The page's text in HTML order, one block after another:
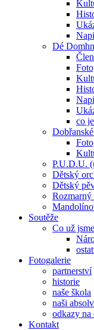
Dé
co
P.U.D.U.
Dětský
Dětský
Rozmarný
Soutěže
Co už
Fotogalerie
partnerství
historie
naše škola
naši
odkazy
Kontakt